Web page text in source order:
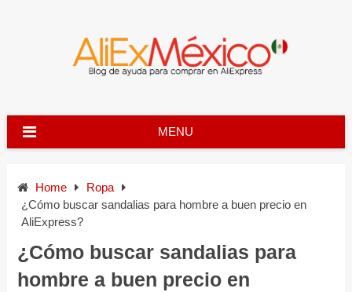
MENU
Home
Ropa
¿Cómo buscar sandalias para hombre a buen precio en
AliExpress?
¿Cómo buscar sandalias para
hombre a buen precio en